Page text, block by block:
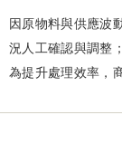
因原物料與供應波
況人工確認與調整
為提升處理效率，